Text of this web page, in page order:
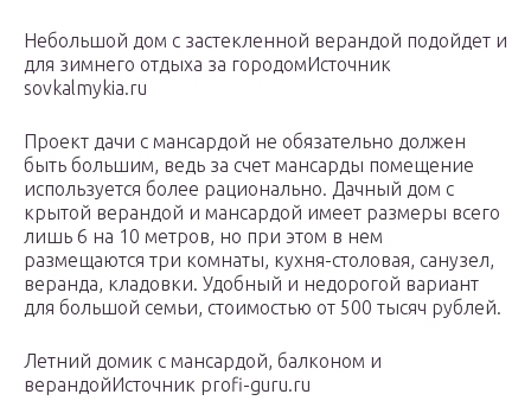
Небольшой дом с застекленной верандой подойдет и
для зимнего отдыха за городомИсточник
sovkalmykia.ru
Проект дачи с мансардой не обязательно должен
быть большим, ведь за счет мансарды помещение
используется более рационально. Дачный дом с
крытой верандой и мансардой имеет размеры всего
лишь 6 на 10 метров, но при этом в нем
размещаются три комнаты, кухня-столовая, санузел,
веранда, кладовки. Удобный и недорогой вариант
для большой семьи, стоимостью от 500 тысяч рублей.
Летний домик с мансардой, балконом и
верандойИсточник profi-guru.ru